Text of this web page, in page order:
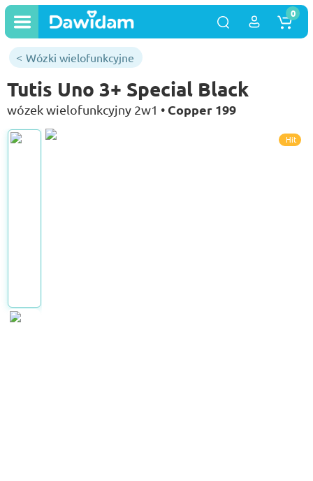
0
Wózki wielofunkcyjne
Tutis Uno 3+ Special Black
wózek wielofunkcyjny 2w1 • Copper 199
Hit